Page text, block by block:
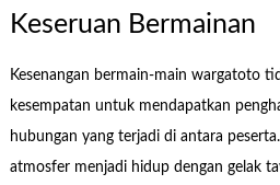
Keseruan Bermainan
Kesenangan bermain-main wargatoto
kesempatan untuk mendapatkan
hubungan yang terjadi di antara
atmosfer menjadi hidup dengan gelak